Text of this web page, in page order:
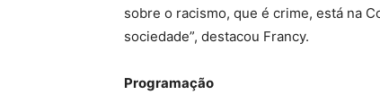
sobre o racismo, que é crime, está na
sociedade”, destacou Francy.
Programação